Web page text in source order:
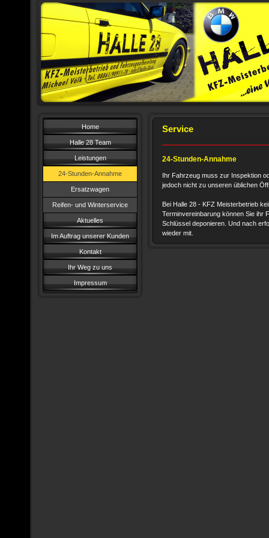
Home
Halle 28 Team
Leistungen
24-Stunden-Annahme
Ersatzwagen
Reifen- und Winterservice
Aktuelles
Im Auftrag unserer Kunden
Kontakt
Ihr Weg zu uns
Impressum
Service
24-Stunden-Annahme
Ihr Fahrzeug muss zur Inspektion
jedoch nicht zu unseren üblichen
Bei Halle 28 - KFZ Meisterbetrieb
Terminvereinbarung können Sie ihr
Schlüssel deponieren. Und nach
wieder mit.